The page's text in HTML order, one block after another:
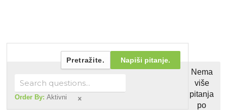
Napiši pitanje.
Pretražite.
Order By:Aktivni
Nema
više
pitanja
po